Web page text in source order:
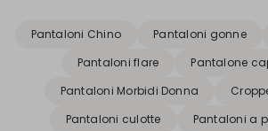
Pantaloni Chino Pantaloni gonne
Pantaloni flare
Pantalone
Pantaloni Morbidi Donna
Pantaloni culotte
Pantaloni a